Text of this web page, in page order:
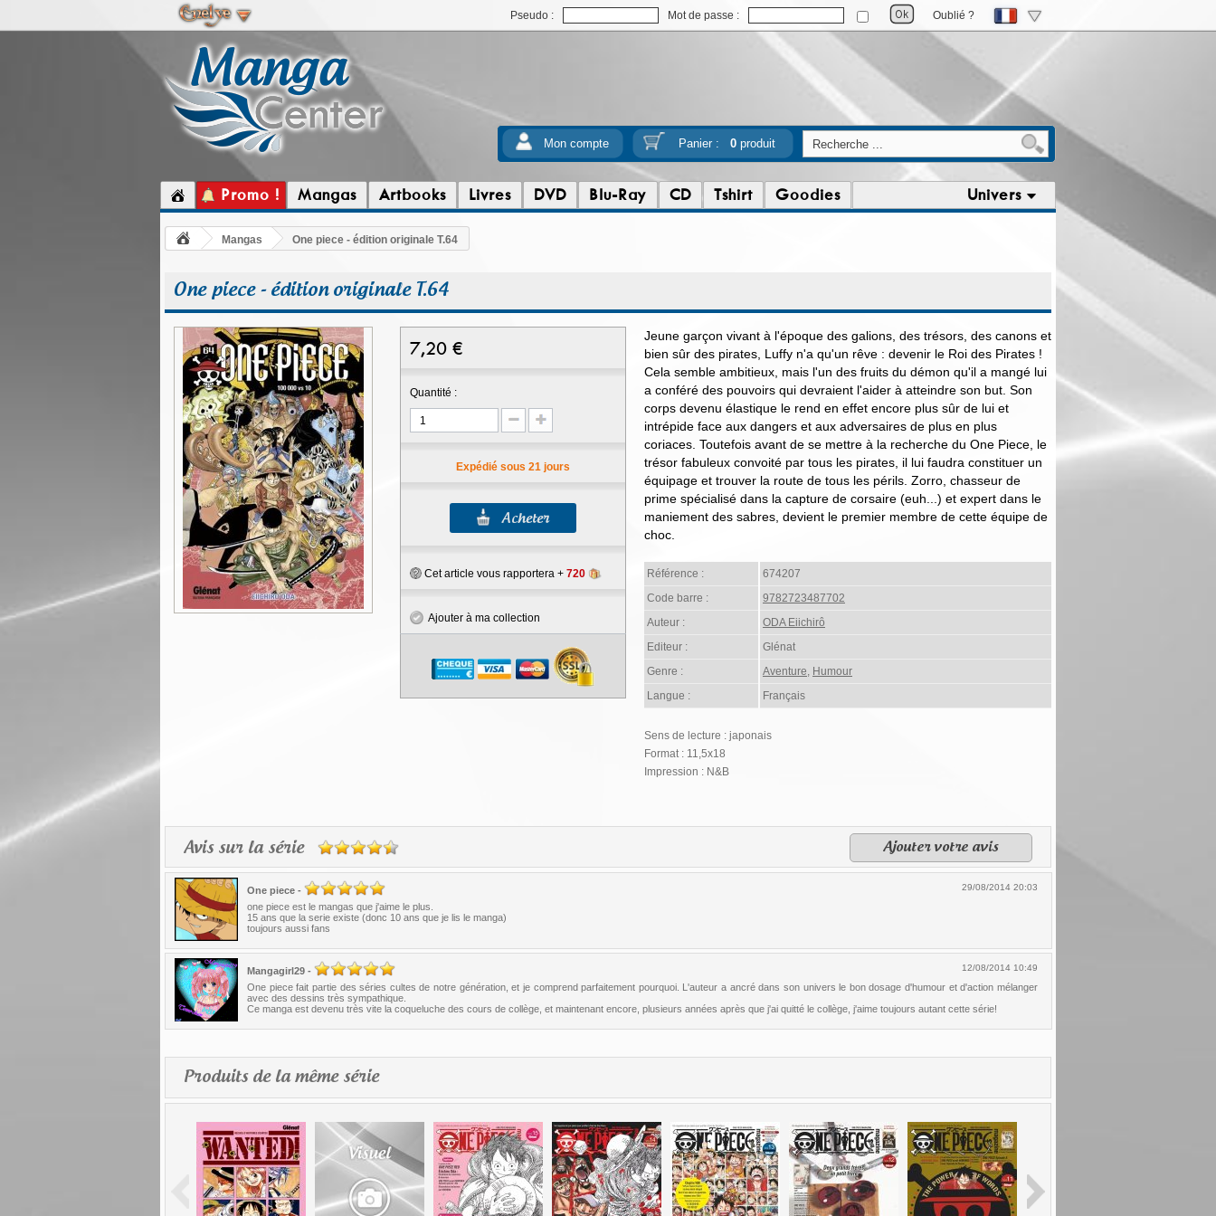
Pseudo : Mot de passe : Oublié ?
Mon compte Panier : 0produit
Promo ! Mangas Artbooks Livres DVD Blu-Ray CD Tshirt Goodies Univers
Mangas One piece - édition originale T.64
One piece - édition originale T.64
7,20 €
Quantité :
Expédié sous 21 jours
Cet article vous rapportera + 720
Ajouter à ma collection
Jeune garçon vivant à l'époque des galions, des trésors, des canons et
bien sûr des pirates, Luffy n'a qu'un rêve : devenir le Roi des Pirates !
Cela semble ambitieux, mais l'un des fruits du démon qu'il a mangé lui
a conféré des pouvoirs qui devraient l'aider à atteindre son but. Son
corps devenu élastique le rend en effet encore plus sûr de lui et
intrépide face aux dangers et aux adversaires de plus en plus
coriaces. Toutefois avant de se mettre à la recherche du One Piece, le
trésor fabuleux convoité par tous les pirates, il lui faudra constituer un
équipage et trouver la route de tous les périls. Zorro, chasseur de
prime spécialisé dans la capture de corsaire (euh...) et expert dans le
maniement des sabres, devient le premier membre de cette équipe de
choc.
Référence :
674207
Code barre :
9782723487702
Auteur :
ODA Eiichirô
Editeur :
Glénat
Genre :
Aventure, Humour
Langue :
Français
Sens de lecture : japonais
Format : 11,5x18
Impression : N&B
Avis sur la série Ajouter votre avis
One piece - 29/08/2014 20:03
one piece est le mangas que j'aime le plus.
15 ans que la serie existe (donc 10 ans que je lis le manga)
toujours aussi fans
Mangagirl29 - 12/08/2014 10:49
One piece fait partie des séries cultes de notre génération, et je comprend parfaitement pourquoi. L'auteur a ancré dans son univers le bon dosage d'humour et d'action mélanger
avec des dessins très sympathique.
Ce manga est devenu très vite la coqueluche des cours de collège, et maintenant encore, plusieurs années après que j'ai quitté le collège, j'aime toujours autant cette série!
Produits de la même série